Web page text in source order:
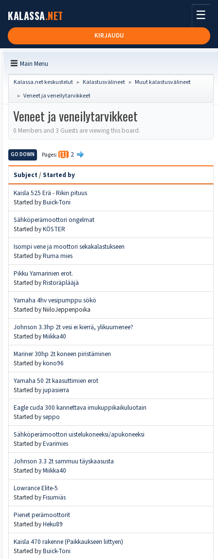
KALASSA.NET
KIRJAUDU
☰
Main Menu
Kalassa.net keskustelut ► Kalastusvälineet ► Muut kalastusvälineet
► Veneet ja veneilytarvikkeet
Veneet ja veneilytarvikkeet
0 Members and 3 Guests are viewing this board.
GO DOWN Pages 1 2
Subject/ Started by
Kaisla 525 Erä - Rikin pituus
Started byBuick-Toni
Sähköperämoottori ongelmat
Started byKÖSTER
Isompi vene ja moottori sekakalastukseen
Started byRuma mies
Pikku Yamarinien erot.
Started byRistoräplääjä
Yamaha 4hv vesipumppu sökö
Started by NiiloJeppenpoika
Johnson 3.3hp 2t vesi ei kierrä, ylikuumenee?
Started byMiikka40
Mariner 30hp 2t koneen piristäminen
Started bykono96
Yamaha 50 2t kaasuttimien erot
Started byjupasierra
Eagle cuda 300 kannettava imukuppikaikuluotain
Started byseppo
Sähköperämoottori uistelukoneeksi/apukoneeksi
Started byEvarimies
Johnson 3.3 2t sammuu täyskaasusta
Started byMiikka40
Lowrance Elite-5
Started byFisumiäs
Pienet perämoottorit
Started byHeku89
Kaisla 470 rakenne (Paikkaukseen liittyen)
Started byBuick-Toni